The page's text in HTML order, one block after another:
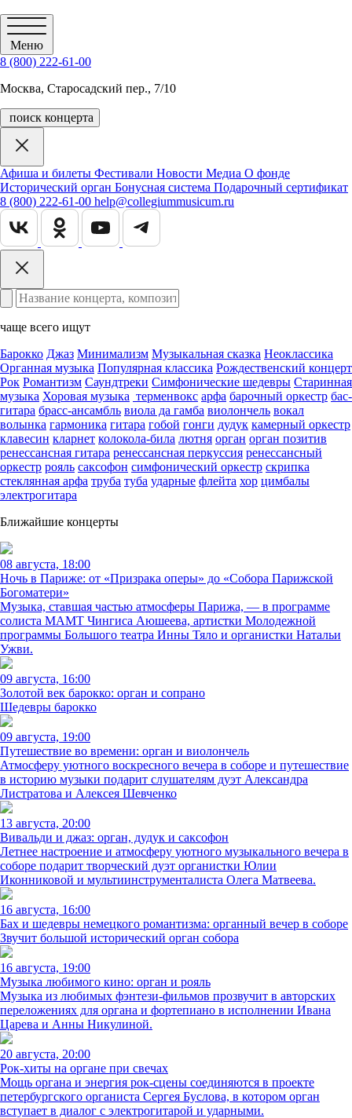
Меню
8 (800) 222-61-00
Москва, Старосадский пер., 7/10
поиск концерта
Афиша и билеты Фестивали Новости Медиа О фонде
Исторический орган Бонусная система Подарочный сертификат
8 (800) 222-61-00 help@collegiummusicum.ru
чаще всего ищут
Барокко Джаз Минимализм Музыкальная сказка Неоклассика
Органная музыка Популярная классика Рождественский концерт
Рок Романтизм Саундтреки Симфонические шедевры Старинная
музыка Хоровая музыка терменвокс арфа барочный оркестр бас-
гитара брасс-ансамбль виола да гамба виолончель вокал
волынка гармоника гитара гобой гонги дудук камерный оркестр
клавесин кларнет колокола-била лютня орган орган позитив
ренессансная гитара ренессансная перкуссия ренессансный
оркестр рояль саксофон симфонический оркестр скрипка
стеклянная арфа труба туба ударные флейта хор цимбалы
электрогитара
Ближайшие концерты
08 августа, 18:00
Ночь в Париже: от «Призрака оперы» до «Собора Парижской
Богоматери»
Музыка, ставшая частью атмосферы Парижа, — в программе
солиста МАМТ Чингиса Аюшеева, артистки Молодежной
программы Большого театра Инны Тяло и органистки Натальи
Ужви.
09 августа, 16:00
Золотой век барокко: орган и сопрано
Шедевры барокко
09 августа, 19:00
Путешествие во времени: орган и виолончель
Атмосферу уютного воскресного вечера в соборе и путешествие
в историю музыки подарит слушателям дуэт Александра
Листратова и Алексея Шевченко
13 августа, 20:00
Вивальди и джаз: орган, дудук и саксофон
Летнее настроение и атмосферу уютного музыкального вечера в
соборе подарит творческий дуэт органистки Юлии
Иконниковой и мультиинструменталиста Олега Матвеева.
16 августа, 16:00
Бах и шедевры немецкого романтизма: органный вечер в соборе
Звучит большой исторический орган собора
16 августа, 19:00
Музыка любимого кино: орган и рояль
Музыка из любимых фэнтези-фильмов прозвучит в авторских
переложениях для органа и фортепиано в исполнении Ивана
Царева и Анны Никулиной.
20 августа, 20:00
Рок-хиты на органе при свечах
Мощь органа и энергия рок-сцены соединяются в проекте
петербургского органиста Сергея Буслова, в котором орган
вступает в диалог с электрогитарой и ударными.